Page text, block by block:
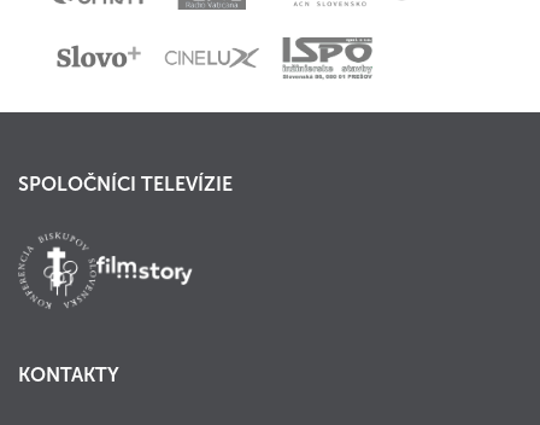
SPOLOČNÍCI TELEVÍZIE
KONTAKTY